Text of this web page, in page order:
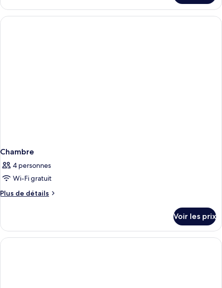
balcon
le
type
de
Chambre
4 personnes
Wi-Fi gratuit
Plus de détails
Plus
le
type
de
Voir les prix